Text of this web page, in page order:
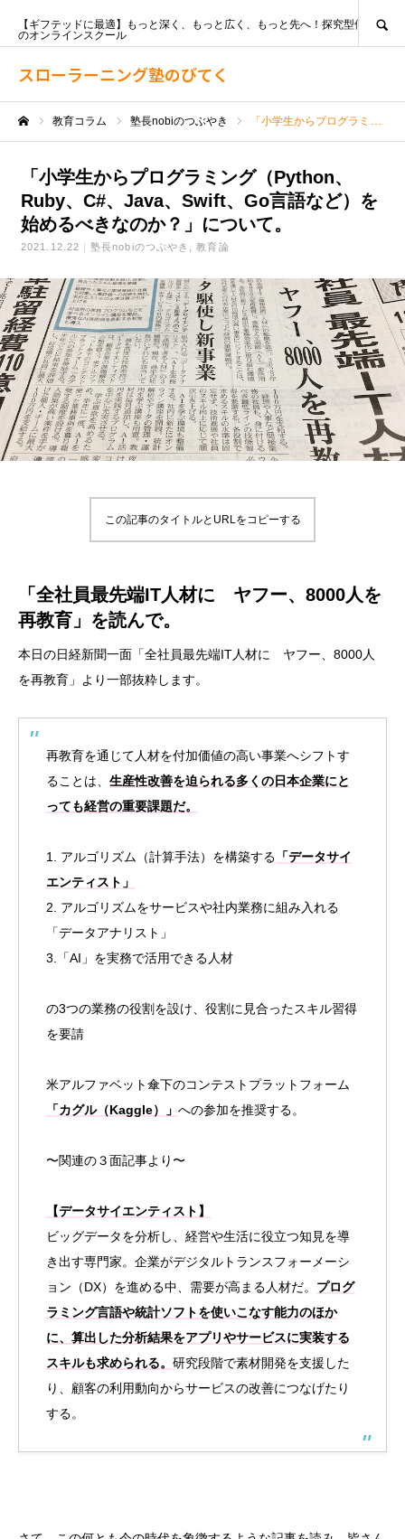
スローラーニング塾のびてく
【ギフテッドに最適】もっと深く、もっと広く、もっと先へ！探究型個別指導
のオンラインスクール
教育コラム 塾長nobiのつぶやき 「小学生からプログラミング（Python、Ruby、C#、Java、Swift、Go言語など）を始めるべきなのか？」について。
「小学生からプログラミング（Python、
Ruby、C#、Java、Swift、Go言語など）を
始めるべきなのか？」について。
2021.12.22 塾長nobiのつぶやき 教育論
この記事のタイトルとURLをコピーする
「全社員最先端IT人材に ヤフー、8000人を
再教育」を読んで。
本日の日経新聞一面「全社員最先端IT人材に ヤフー、8000人
を再教育」より一部抜粋します。
再教育を通じて人材を付加価値の高い事業へシフトす
ることは、 生産性改善を迫られる多くの日本企業にと
っても経営の重要課題だ。
1. アルゴリズム（計算手法）を構築する 「データサイ
エンティスト」
2. アルゴリズムをサービスや社内業務に組み入れる
「データアナリスト」
3.「AI」を実務で活用できる人材
の3つの業務の役割を設け、役割に見合ったスキル習得
を要請
米アルファベット傘下のコンテストプラットフォーム
「カグル（Kaggle）」 への参加を推奨する。
〜関連の３面記事より〜
【データサイエンティスト】
ビッグデータを分析し、経営や生活に役立つ知見を導
き出す専門家。企業がデジタルトランスフォーメーシ
ョン（DX）を進める中、需要が高まる人材だ。 プログ
ラミング言語や統計ソフトを使いこなす能力のほか
に、算出した分析結果をアプリやサービスに実装する
スキルも求められる。 研究段階で素材開発を支援した
り、顧客の利用動向からサービスの改善につなげたり
する。